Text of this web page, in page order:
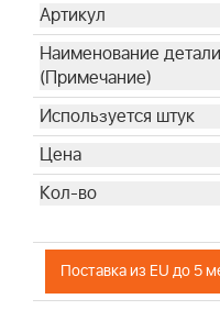
Поставка из EU до 5